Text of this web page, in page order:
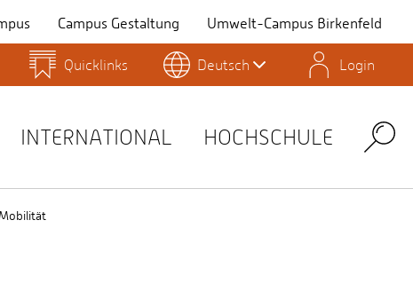
Campus Gestaltung Umwelt-Campus Birkenfeld
Personensuche
Stud.IP
Quicklinks Deutsch Login
INTERNATIONAL HOCHSCHULE Search